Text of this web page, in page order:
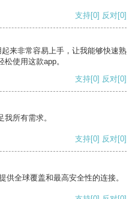
支持[0] 反对[0]
来非常容易上手，让我能够快速熟
使用这款app。
支持[0] 反对[0]
所有需求。
支持[0] 反对[0]
全球覆盖和最高安全性的连接。